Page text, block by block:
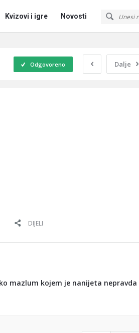
Kvizovi i igre Novosti
Dalje
Odgovoreno
DIJELI
mazlum kojem je nanijeta nepravda